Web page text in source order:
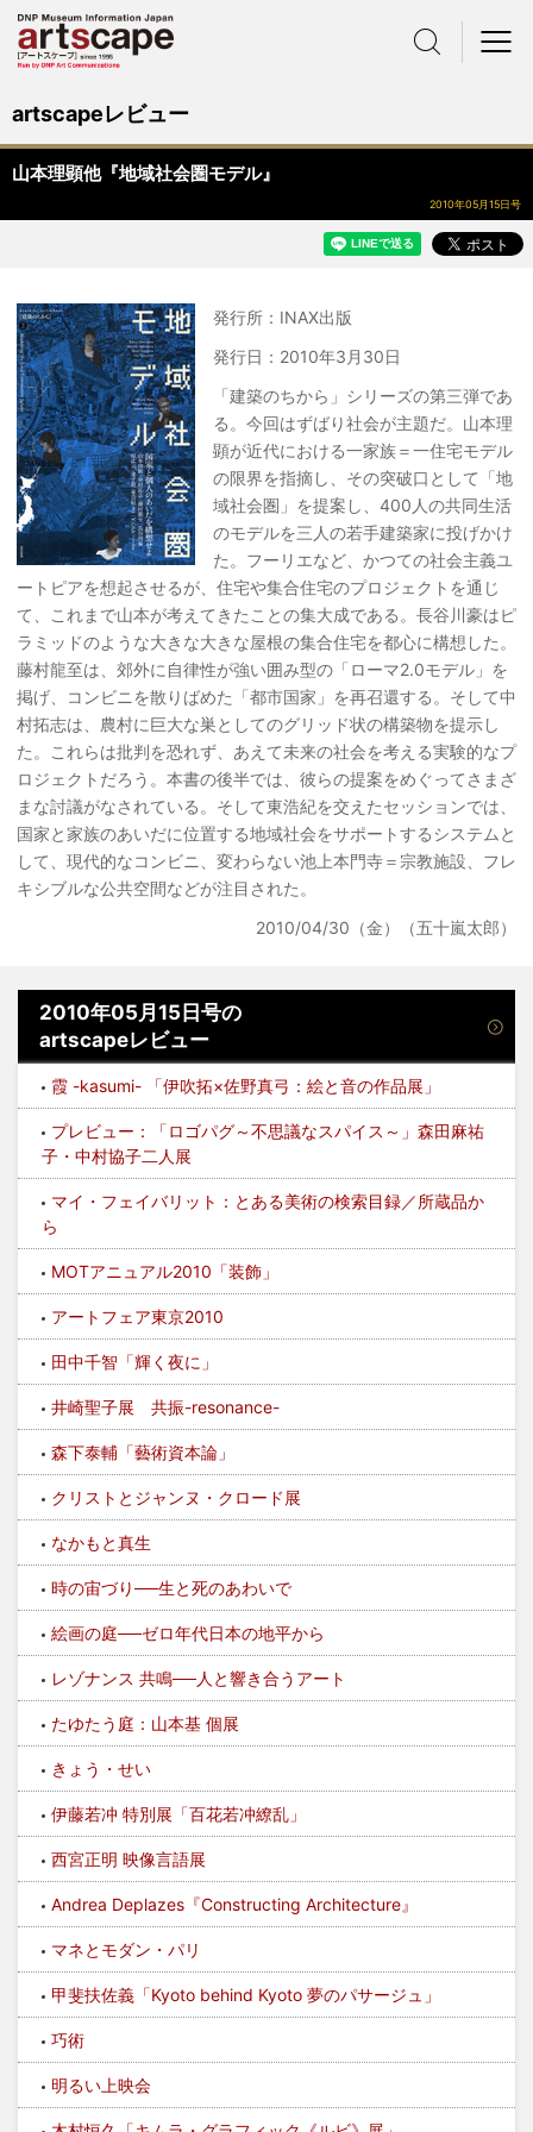
artscapeレビュー
山本理顕他『地域社会圏モデル』
2010年05月15日号
発行所：INAX出版
発行日：2010年3月30日
「建築のちから」シリーズの第三弾であ
る。今回はずばり社会が主題だ。山本理
顕が近代における一家族＝一住宅モデル
の限界を指摘し、その突破口として「地
域社会圏」を提案し、400人の共同生活
のモデルを三人の若手建築家に投げかけ
た。フーリエなど、かつての社会主義ユ
ートピアを想起させるが、住宅や集合住宅のプロジェクトを通じ
て、これまで山本が考えてきたことの集大成である。長谷川豪はピ
ラミッドのような大きな大きな屋根の集合住宅を都心に構想した。
藤村龍至は、郊外に自律性が強い囲み型の「ローマ2.0モデル」を
掲げ、コンビニを散りばめた「都市国家」を再召還する。そして中
村拓志は、農村に巨大な巣としてのグリッド状の構築物を提示し
た。これらは批判を恐れず、あえて未来の社会を考える実験的なプ
ロジェクトだろう。本書の後半では、彼らの提案をめぐってさまざ
まな討議がなされている。そして東浩紀を交えたセッションでは、
国家と家族のあいだに位置する地域社会をサポートするシステムと
して、現代的なコンビニ、変わらない池上本門寺＝宗教施設、フレ
キシブルな公共空間などが注目された。
2010/04/30（金）（五十嵐太郎）
2010年05月15日号の
artscapeレビュー
霞 -kasumi- 「伊吹拓×佐野真弓：絵と音の作品展」
プレビュー：「ロゴパグ～不思議なスパイス～」森田麻祐
子・中村協子二人展
マイ・フェイバリット：とある美術の検索目録／所蔵品か
ら
MOTアニュアル2010「装飾」
アートフェア東京2010
田中千智「輝く夜に」
井崎聖子展 共振-resonance-
森下泰輔「藝術資本論」
クリストとジャンヌ・クロード展
なかもと真生
時の宙づり──生と死のあわいで
絵画の庭──ゼロ年代日本の地平から
レゾナンス 共鳴──人と響き合うアート
たゆたう庭：山本基 個展
きょう・せい
伊藤若冲 特別展「百花若冲繚乱」
西宮正明 映像言語展
Andrea Deplazes『Constructing Architecture』
マネとモダン・パリ
甲斐扶佐義「Kyoto behind Kyoto 夢のパサージュ」
巧術
明るい上映会
サイト内検索